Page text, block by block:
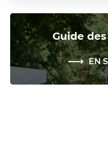
Guide
EN